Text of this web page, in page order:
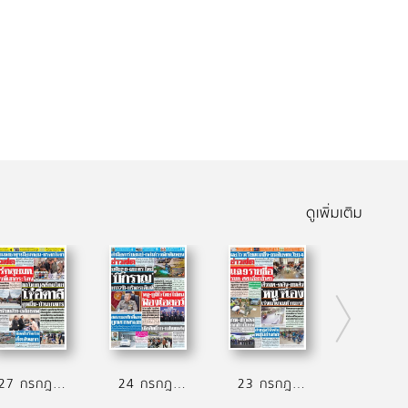
ดูเพิ่มเติม
27 กรกฎาคม 2569 24 กรกฎาคม 2569 23 กรกฎาคม 2569